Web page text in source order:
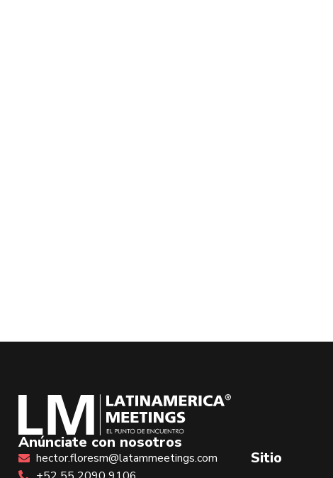
Anúnciate con nosotros
hector.floresm@latammeetings.com
Sitio